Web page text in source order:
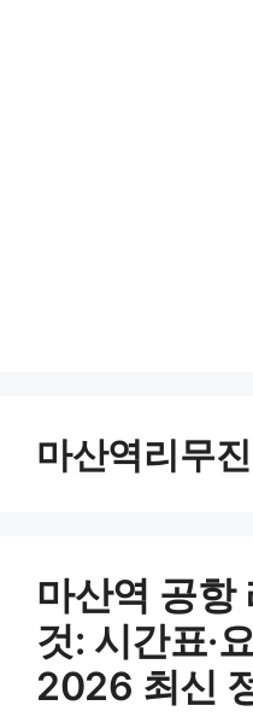
마산역리무진
마산역 공항
것: 시간표·
2026 최신